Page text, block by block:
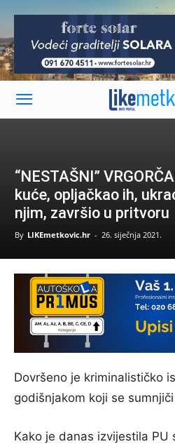
-
“NESTAŠNI”
kuće, opljačkao ih,
njim, završio u pritvoru
By LIKEmetkovic.hr - 26. siječnja 2021.
Dovršeno je kriminalističko
godišnjakom koji se
Kako je danas izvijestila